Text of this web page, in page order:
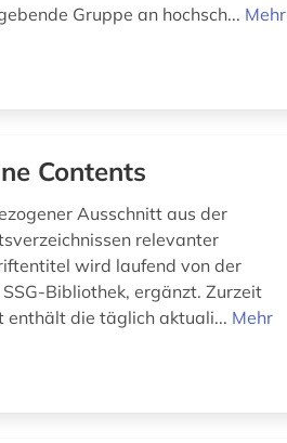
Gruppe an hochsch... Mehr
Contents
Ausschnitt aus der
relevanter
wird laufend von der
Bibliothek, ergänzt. Zurzeit
die täglich aktuali... Mehr